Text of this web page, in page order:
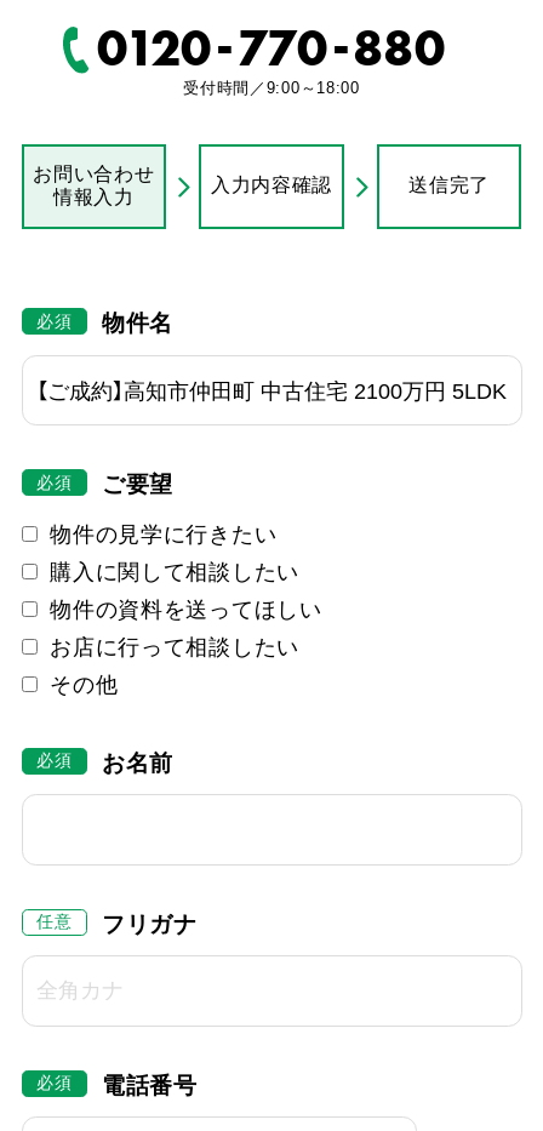
0120-770-880
受付時間／9:00～18:00
お問い合わせ
情報入力
入力内容確認 送信完了
物件名
ご要望
物件の見学に行きたい
購入に関して相談したい
物件の資料を送ってほしい
お店に行って相談したい
その他
お名前
フリガナ
電話番号